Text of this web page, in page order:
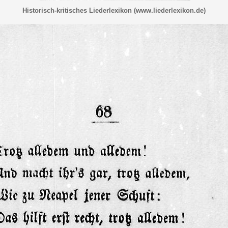
Historisch-kritisches Liederlexikon (www.liederlexikon.de)